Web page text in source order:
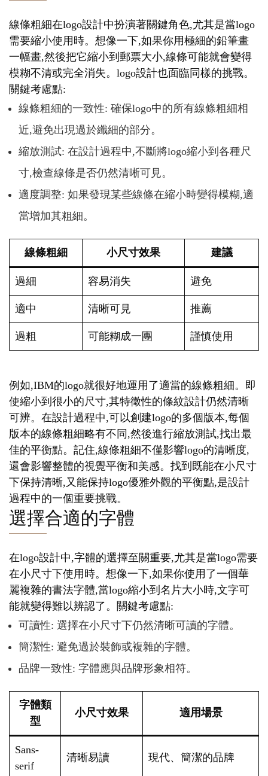
線條粗細在logo設計中扮演著關鍵角色,尤其是當logo
需要縮小使用時。想像一下,如果你用極細的鉛筆畫
一幅畫,然後把它縮小到郵票大小,線條可能就會變得
模糊不清或完全消失。logo設計也面臨同樣的挑戰。
關鍵考慮點:
線條粗細的一致性: 確保logo中的所有線條粗細相
近,避免出現過於纖細的部分。
縮放測試: 在設計過程中,不斷將logo縮小到各種尺
寸,檢查線條是否仍然清晰可見。
適度調整: 如果發現某些線條在縮小時變得模糊,適
當增加其粗細。
線條粗細 小尺寸效果 建議
過細 容易消失 避免
適中 清晰可見 推薦
過粗 可能糊成一團 謹慎使用
例如,IBM的logo就很好地運用了適當的線條粗細。即
使縮小到很小的尺寸,其特徵性的條紋設計仍然清晰
可辨。在設計過程中,可以創建logo的多個版本,每個
版本的線條粗細略有不同,然後進行縮放測試,找出最
佳的平衡點。記住,線條粗細不僅影響logo的清晰度,
還會影響整體的視覺平衡和美感。找到既能在小尺寸
下保持清晰,又能保持logo優雅外觀的平衡點,是設計
過程中的一個重要挑戰。
選擇合適的字體
在logo設計中,字體的選擇至關重要,尤其是當logo需要
在小尺寸下使用時。想像一下,如果你使用了一個華
麗複雜的書法字體,當logo縮小到名片大小時,文字可
能就變得難以辨認了。關鍵考慮點:
可讀性: 選擇在小尺寸下仍然清晰可讀的字體。
簡潔性: 避免過於裝飾或複雜的字體。
品牌一致性: 字體應與品牌形象相符。
字體類
型
小尺寸效果 適用場景
Sans-
serif
清晰易讀 現代、簡潔的品牌